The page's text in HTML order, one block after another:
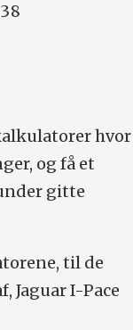
hvor
og få et
gitte
til de
Jaguar I-Pace